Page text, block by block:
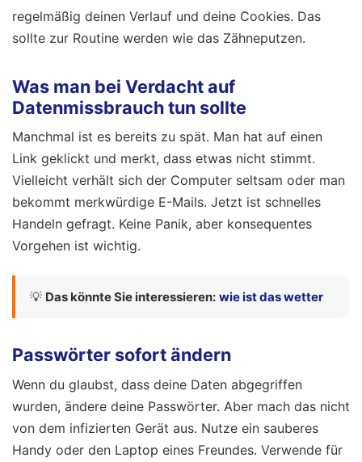
regelmäßig deinen Verlauf und deine Cookies. Das
sollte zur Routine werden wie das Zähneputzen.
Was man bei Verdacht auf
Datenmissbrauch tun sollte
Manchmal ist es bereits zu spät. Man hat auf einen
Link geklickt und merkt, dass etwas nicht stimmt.
Vielleicht verhält sich der Computer seltsam oder man
bekommt merkwürdige E-Mails. Jetzt ist schnelles
Handeln gefragt. Keine Panik, aber konsequentes
Vorgehen ist wichtig.
💡 Das könnte Sie interessieren: wie ist das wetter
Passwörter sofort ändern
Wenn du glaubst, dass deine Daten abgegriffen
wurden, ändere deine Passwörter. Aber mach das nicht
von dem infizierten Gerät aus. Nutze ein sauberes
Handy oder den Laptop eines Freundes. Verwende für